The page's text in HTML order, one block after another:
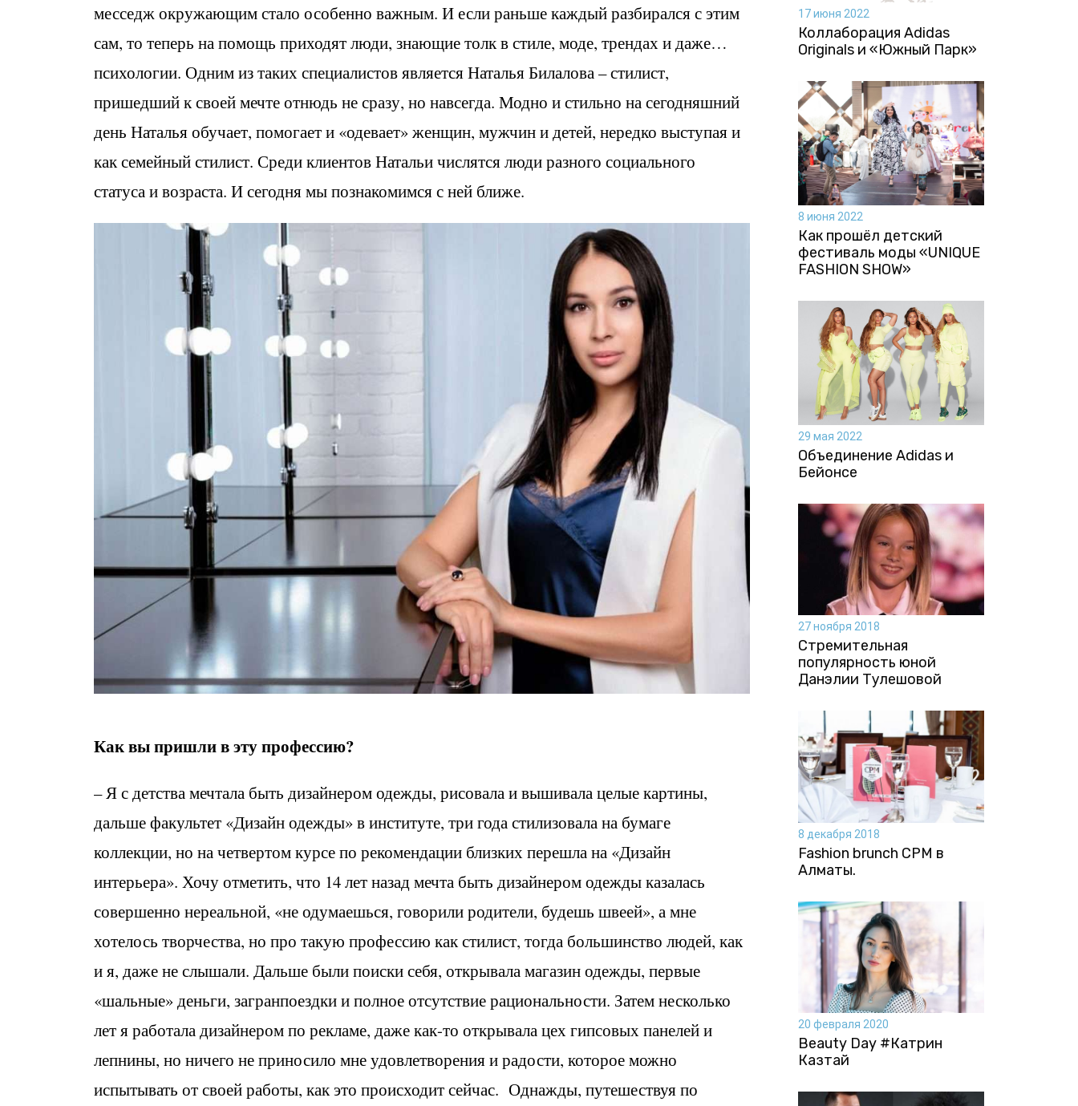
месседж окружающим стало особенно важным. И если раньше каждый разбирался с этим
сам, то теперь на помощь приходят люди, знающие толк в стиле, моде, трендах и даже…
психологии. Одним из таких специалистов является Наталья Билалова – стилист,
пришедший к своей мечте отнюдь не сразу, но навсегда. Модно и стильно на сегодняшний
день Наталья обучает, помогает и «одевает» женщин, мужчин и детей, нередко выступая и
как семейный стилист. Среди клиентов Натальи числятся люди разного социального
статуса и возраста. И сегодня мы познакомимся с ней ближе.
Как вы пришли в эту профессию?
– Я с детства мечтала быть дизайнером одежды, рисовала и вышивала целые картины,
дальше факультет «Дизайн одежды» в институте, три года стилизовала на бумаге
коллекции, но на четвертом курсе по рекомендации близких перешла на «Дизайн
интерьера». Хочу отметить, что 14 лет назад мечта быть дизайнером одежды казалась
совершенно нереальной, «не одумаешься, говорили родители, будешь швеей», а мне
хотелось творчества, но про такую профессию как стилист, тогда большинство людей, как
и я, даже не слышали. Дальше были поиски себя, открывала магазин одежды, первые
«шальные» деньги, загранпоездки и полное отсутствие рациональности. Затем несколько
лет я работала дизайнером по рекламе, даже как-то открывала цех гипсовых панелей и
лепнины, но ничего не приносило мне удовлетворения и радости, которое можно
испытывать от своей работы, как это происходит сейчас. Однажды, путешествуя по
17 июня 2022
Коллаборация Аdidas
Originals и «Южный Парк»
8 июня 2022
Как прошёл детский
фестиваль моды «UNIQUE
FASHION SHOW»
29 мая 2022
Объединение Adidas и
Бейонсе
27 ноября 2018
Стремительная
популярность юной
Данэлии Тулешовой
8 декабря 2018
Fashion brunch CPM в
Алматы.
20 февраля 2020
Beauty Day #Катрин
Казтай